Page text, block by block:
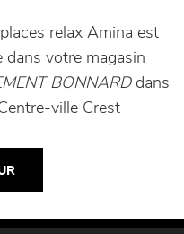
relax Amina est
dans votre magasin
BONNARDdans
ville Crest